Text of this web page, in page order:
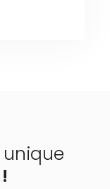
unique
!